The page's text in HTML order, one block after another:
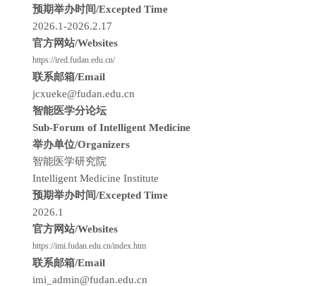
预期举办时间/Excepted Time
2026.1-2026.2.17
官方网站/Websites
https://ired.fudan.edu.cn/
联系邮箱/Email
jcxueke@fudan.edu.cn
智能医学分论坛
Sub-Forum of Intelligent Medicine
举办单位/Organizers
智能医学研究院
Intelligent Medicine Institute
预期举办时间/Excepted Time
2026.1
官方网站/Websites
https://imi.fudan.edu.cn/index.htm
联系邮箱/Email
imi_admin@fudan.edu.cn